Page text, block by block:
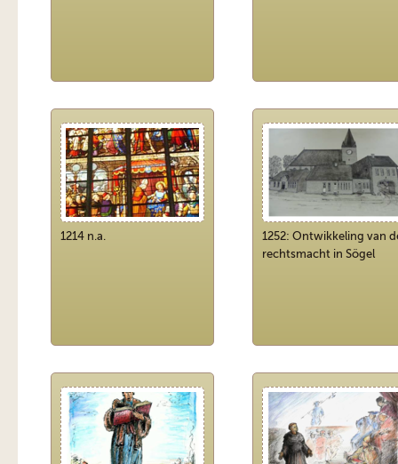
1214 n.a.
1252: Ontwikkeling van
rechtsmacht in Sögel